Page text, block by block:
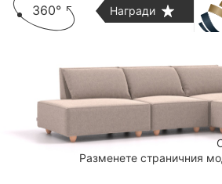
Разменете страничния
360° Награди